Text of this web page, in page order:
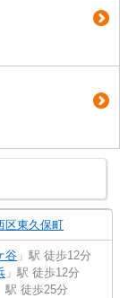
区東久保町
谷 」駅 徒歩12分
」駅 徒歩12分
駅 徒歩25分